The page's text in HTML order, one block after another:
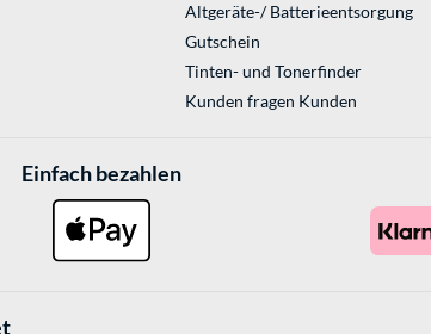
Altgeräte-/ Batterieentsorgung
Gutschein
Tinten- und Tonerfinder
Kunden fragen Kunden
Einfach bezahlen